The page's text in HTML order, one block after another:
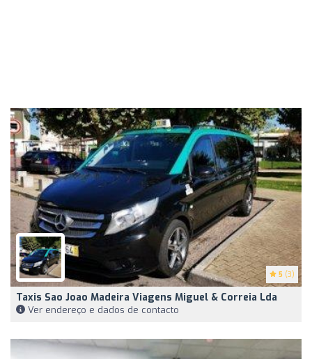
5 (3)
Taxis Sao Joao Madeira Viagens Miguel & Correia Lda
Ver endereço e dados de contacto